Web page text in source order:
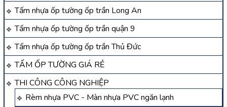
Tấm nhựa ốp tường ốp trần Long An
Tấm nhựa ốp tường ốp trần quận 9
Tấm nhựa ốp tường ốp trần Thủ Đức
TẤM ỐP TƯỜNG GIÁ RẺ
THI CÔNG CÔNG NGHIỆP
Rèm nhựa PVC - Màn nhựa PVC ngăn lạnh